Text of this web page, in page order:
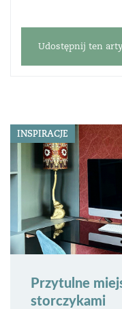
Udostępnij ten
INSPIRACJE
Przytulne
storczykami